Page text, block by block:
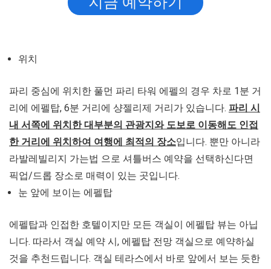
위치
파리 중심에 위치한 풀먼 파리 타워 에펠의 경우 차로 1분 거
리에 에펠탑, 6분 거리에 샹젤리제 거리가 있습니다. 파리 시
내 서쪽에 위치한 대부분의 관광지와 도보로 이동해도 인접
한 거리에 위치하여 여행에 최적의 장소입니다. 뿐만 아니라
라발레빌리지 가는법 으로 셔틀버스 예약을 선택하신다면
픽업/드롭 장소로 매력이 있는 곳입니다.
눈 앞에 보이는 에펠탑
에펠탑과 인접한 호텔이지만 모든 객실이 에펠탑 뷰는 아닙
니다. 따라서 객실 예약 시, 에펠탑 전망 객실으로 예약하실
것을 추천드립니다. 객실 테라스에서 바로 앞에서 보는 듯한